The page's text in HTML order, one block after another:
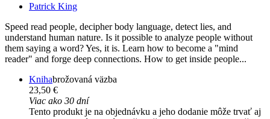
Patrick King
Speed read people, decipher body language, detect lies, and
understand human nature. Is it possible to analyze people without
them saying a word? Yes, it is. Learn how to become a "mind
reader" and forge deep connections. How to get inside people...
Knihabrožovaná väzba
23,50 €
Viac ako 30 dní
Tento produkt je na objednávku a jeho dodanie môže trvať aj